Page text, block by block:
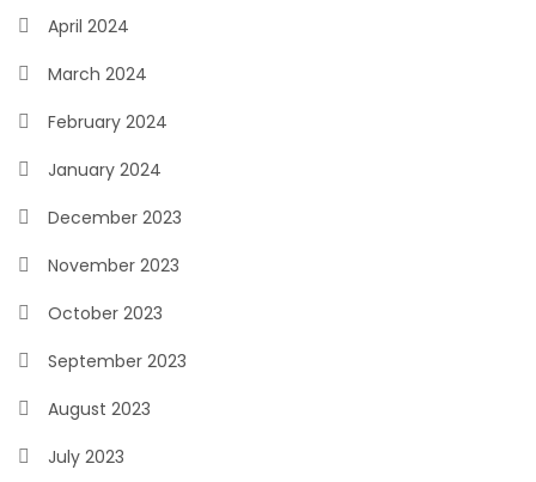
April 2024
March 2024
February 2024
January 2024
December 2023
November 2023
October 2023
September 2023
August 2023
July 2023